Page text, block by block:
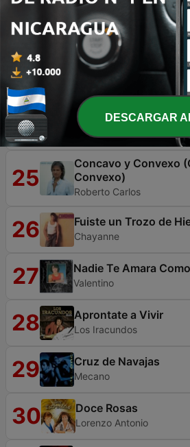
22 Pecadora
Chucho Avellanet & La
23 Un Buen Perdedor
24 El Bardo
San Miguel & Tobsucht.FX
25
Concavo y Convexo
Convexo)
Roberto Carlos
26 Fuiste un Trozo de
Chayanne
27 Nadie Te Amara
Valentino
28 Aprontate a Vivir
Los Iracundos
29 Cruz de Navajas
Mecano
30 Doce Rosas
Lorenzo Antonio
DESCARGAR